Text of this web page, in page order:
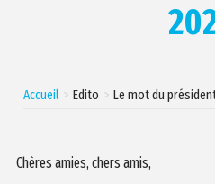
Accueil Edito Le mot du
Chères amies, chers amis,